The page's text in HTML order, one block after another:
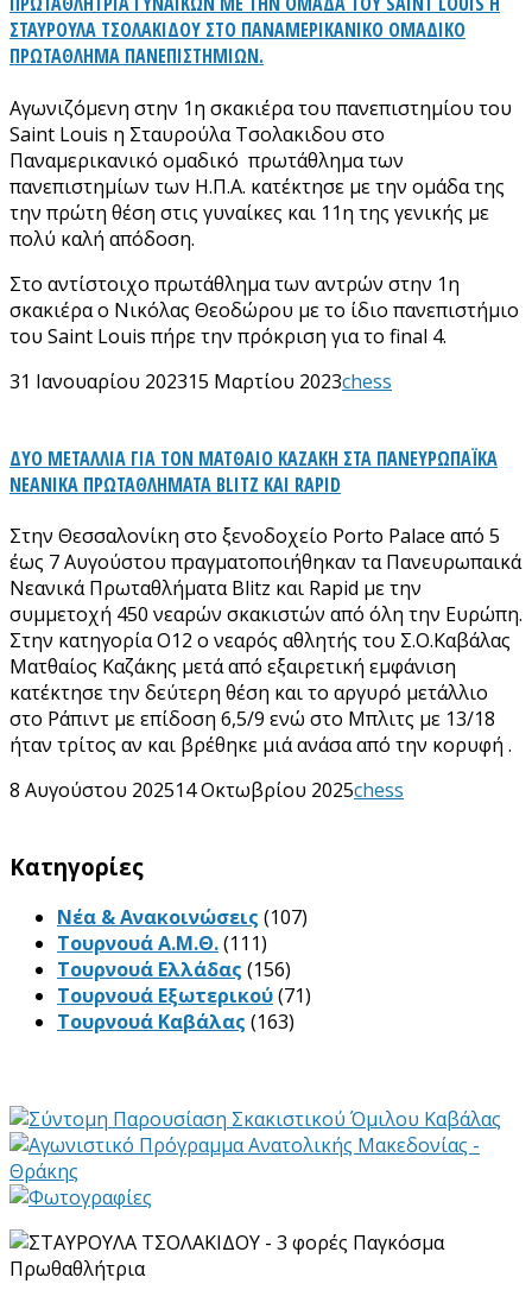
ΣΤΑΥΡΟΥΛΑ ΤΣΟΛΑΚΙΔΟΥ ΣΤΟ ΠΑΝΑΜΕΡΙΚΑΝΙΚΟ ΟΜΑΔΙΚΟ
ΠΡΩΤΑΘΛΗΜΑ ΠΑΝΕΠΙΣΤΗΜΙΩΝ.
Αγωνιζόμενη στην 1η σκακιέρα του πανεπιστημίου του
Saint Louis η Σταυρούλα Τσολακιδου στο
Παναμερικανικό ομαδικό πρωτάθλημα των
πανεπιστημίων των Η.Π.Α. κατέκτησε με την ομάδα της
την πρώτη θέση στις γυναίκες και 11η της γενικής με
πολύ καλή απόδοση.
Στο αντίστοιχο πρωτάθλημα των αντρών στην 1η
σκακιέρα ο Νικόλας Θεοδώρου με το ίδιο πανεπιστήμιο
του Saint Louis πήρε την πρόκριση για το final 4.
31 Ιανουαρίου 202315 Μαρτίου 2023chess
ΔΥΟ ΜΕΤΑΛΛΙΑ ΓΙΑ ΤΟΝ ΜΑΤΘΑΙΟ ΚΑΖΑΚΗ ΣΤΑ ΠΑΝΕΥΡΩΠΑΪΚΑ
ΝΕΑΝΙΚΑ ΠΡΩΤΑΘΛΗΜΑΤΑ BLITZ ΚΑΙ RAPID
Στην Θεσσαλονίκη στο ξενοδοχείο Porto Palace από 5
έως 7 Αυγούστου πραγματοποιήθηκαν τα Πανευρωπαικά
Νεανικά Πρωταθλήματα Blitz και Rapid με την
συμμετοχή 450 νεαρών σκακιστών από όλη την Ευρώπη.
Στην κατηγορία Ο12 ο νεαρός αθλητής του Σ.Ο.Καβάλας
Ματθαίος Καζάκης μετά από εξαιρετική εμφάνιση
κατέκτησε την δεύτερη θέση και το αργυρό μετάλλιο
στο Ράπιντ με επίδοση 6,5/9 ενώ στο Μπλιτς με 13/18
ήταν τρίτος αν και βρέθηκε μιά ανάσα από την κορυφή .
8 Αυγούστου 202514 Οκτωβρίου 2025chess
Kατηγορίες
Νέα & Ανακοινώσεις (107)
Τουρνουά Α.Μ.Θ.(111)
Τουρνουά Ελλάδας (156)
Τουρνουά Εξωτερικού(71)
Τουρνουά Καβάλας (163)